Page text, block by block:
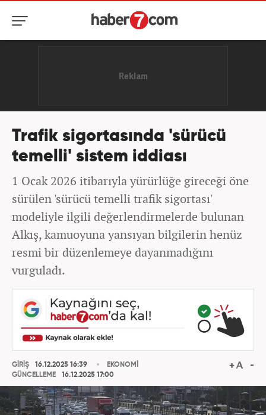
Trafik sigortasında 'sürücü
temelli' sistem iddiası
1 Ocak 2026 itibarıyla yürürlüğe gireceği öne
sürülen 'sürücü temelli trafik sigortası'
modeliyle ilgili değerlendirmelerde bulunan
Alkış, kamuoyuna yansıyan bilgilerin henüz
resmi bir düzenlemeye dayanmadığını
vurguladı.
GİRİŞ
16.12.2025 16:39
GÜNCELLEME
16.12.2025 17:00
EKONOMİ